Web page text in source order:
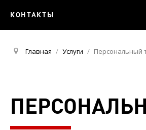
КОНТАКТЫ
Главная / Услуги / Персональный